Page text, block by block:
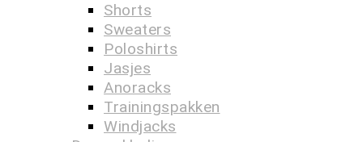
Shorts
Sweaters
Poloshirts
Jasjes
Anoracks
Trainingspakken
Windjacks